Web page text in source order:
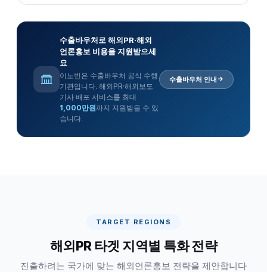
수출바우처로 해외PR·해외
언론홍보 비용을 지원받으세
요
이노빈은 수출바우처 공식 수행
기관입니다. 해외PR·해외보도
기사 배포 서비스를 최대
1,000만원까지 지원받을 수 있
습니다.
수출바우처 안내
TARGET REGIONS
해외PR 타겟 지역별 특화 전략
진출하려는 국가에 맞는 해외언론홍보 전략을 제안합니다